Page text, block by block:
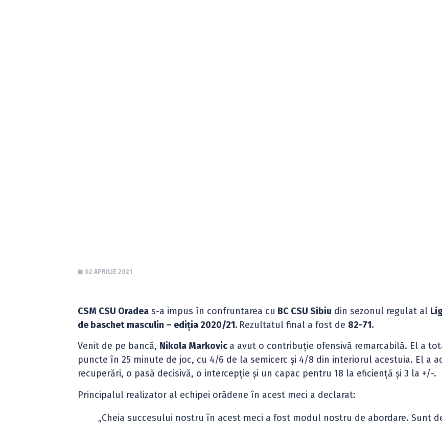
02 APRILIE 2021
CSM CSU Oradea s-a impus în confruntarea cu BC CSU Sibiu din sezonul regulat al
de baschet masculin – ediția 2020/21. Rezultatul final a fost de 82-71.
Venit de pe bancă, Nikola Markovic a avut o contribuție ofensivă remarcabilă. El a
puncte în 25 minute de joc, cu 4/6 de la semicerc și 4/8 din interiorul acestuia. El a
recuperări, o pasă decisivă, o intercepție și un capac pentru 18 la eficiență și 3 la +/-.
Principalul realizator al echipei orădene în acest meci a declarat:
„Cheia succesului nostru în acest meci a fost modul nostru de abordare. Sunt